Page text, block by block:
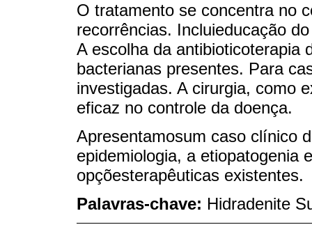
O tratamento se concentra no
recorrências. Incluieducação
A escolha da antibioticoterapia
bacterianas presentes. Para
investigadas. A cirurgia, como
eficaz no controle da doença.
Apresentamosum caso clínico
epidemiologia, a etiopatogenia
opçõesterapêuticas existentes.
Palavras-chave: Hidradenite